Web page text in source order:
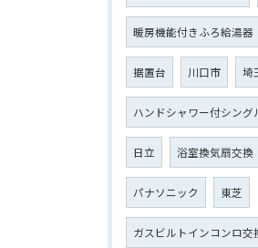
暖房機能付きふろ給湯器
据置台 川口市 埼
ハンドシャワー付シング
日立 浴室換気扇交換
パナソニック 東芝
ガスビルトインコンロ交